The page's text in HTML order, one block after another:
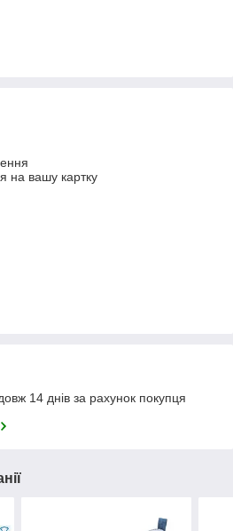
на вашу картку
14 днів за рахунок покупця